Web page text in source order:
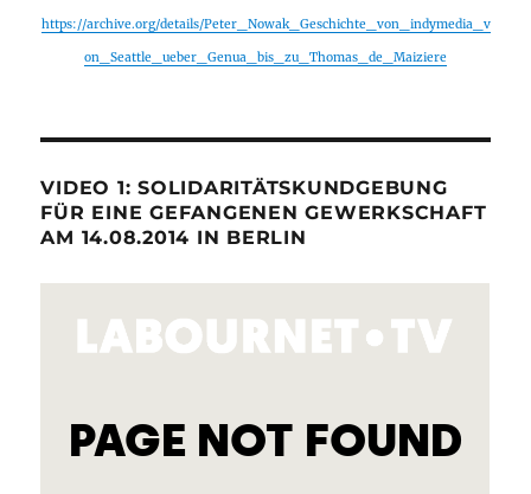
https://archive.org/details/Peter_Nowak_Geschichte_von_indymedia_v
on_Seattle_ueber_Genua_bis_zu_Thomas_de_Maiziere
VIDEO 1: SOLIDARITÄTSKUNDGEBUNG
FÜR EINE GEFANGENEN GEWERKSCHAFT
AM 14.08.2014 IN BERLIN